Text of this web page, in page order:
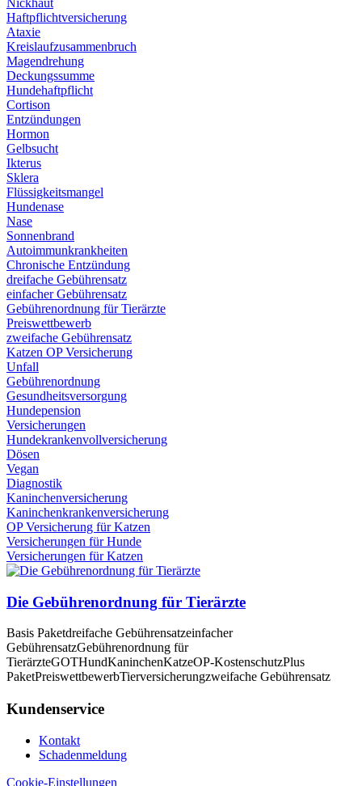
Nickhaut
Haftpflichtversicherung
Ataxie
Kreislaufzusammenbruch
Magendrehung
Deckungssumme
Hundehaftpflicht
Cortison
Entzündungen
Hormon
Gelbsucht
Ikterus
Sklera
Flüssigkeitsmangel
Hundenase
Nase
Sonnenbrand
Autoimmunkrankheiten
Chronische Entzündung
dreifache Gebührensatz
einfacher Gebührensatz
Gebührenordnung für Tierärzte
Preiswettbewerb
zweifache Gebührensatz
Katzen OP Versicherung
Unfall
Gebührenordnung
Gesundheitsversorgung
Hundepension
Versicherungen
Hundekrankenvollversicherung
Dösen
Vegan
Diagnostik
Kaninchenversicherung
Kaninchenkrankenversicherung
OP Versicherung für Katzen
Versicherungen für Hunde
Versicherungen für Katzen
Die Gebührenordnung für Tierärzte
Basis Paketdreifache Gebührensatzeinfacher
GebührensatzGebührenordnung für
TierärzteGOTHundKaninchenKatzeOP-KostenschutzPlus
PaketPreiswettbewerbTierversicherungzweifache Gebührensatz
Kundenservice
Kontakt
Schadenmeldung
Cookie-Einstellungen